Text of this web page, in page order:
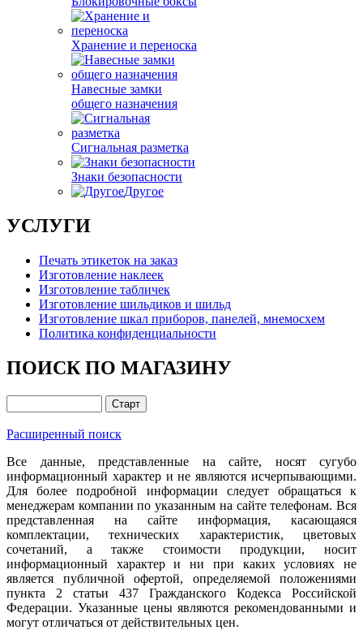
Хранение и переноска
Навесные замки
общего назначения
Сигнальная разметка
Знаки безопасности
Другое
УСЛУГИ
Печать этикеток на заказ
Изготовление наклеек
Изготовление табличек
Изготовление шильдиков и шильд
Изготовление шкал приборов, панелей, мнемосхем
Политика конфиденциальности
ПОИСК ПО МАГАЗИНУ
Расширенный поиск
Все данные, представленные на сайте, носят сугубо
информационный характер и не являются исчерпывающими.
Для более подробной информации следует обращаться к
менеджерам компании по указанным на сайте телефонам. Вся
представленная на сайте информация, касающаяся
комплектации, технических характеристик, цветовых
сочетаний, а также стоимости продукции, носит
информационный характер и ни при каких условиях не
является публичной офертой, определяемой положениями
пункта 2 статьи 437 Гражданского Кодекса Российской
Федерации. Указанные цены являются рекомендованными и
могут отличаться от действительных цен.